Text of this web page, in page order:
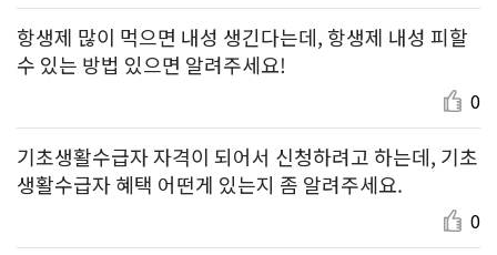
항생제 많이 먹으면 내성 생긴다는데, 항생제 내성 피할
수 있는 방법 있으면 알려주세요!
0
기초생활수급자 자격이 되어서 신청하려고 하는데, 기초
생활수급자 혜택 어떤게 있는지 좀 알려주세요.
0